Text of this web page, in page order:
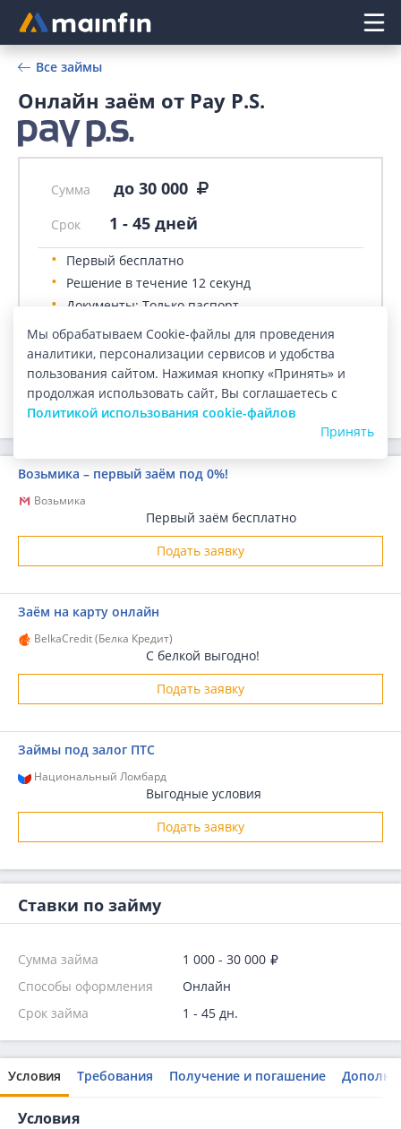
Главное меню
Все займы
Онлайн заём от Pay P.S.
Сумма до 30 000
Срок 1 - 45 дней
Первый бесплатно
Решение в течение 12 секунд
Документы: Только паспорт
Оформление: Онлайн
ПОДАТЬ ЗАЯВКУ
Возьмика – первый заём под 0%!
Возьмика
Первый заём бесплатно
Подать заявку
Заём на карту онлайн
BelkaCredit (Белка Кредит)
С белкой выгодно!
Подать заявку
Займы под залог ПТС
Национальный Ломбард
Выгодные условия
Подать заявку
Ставки по займу
Сумма займа
1 000 - 30 000
Способы оформления
Онлайн
Срок займа
1 - 45 дн.
Условия Требования Получение и погашение
Условия
Мы обрабатываем Cookie-файлы для проведения
аналитики, персонализации сервисов и удобства
пользования сайтом. Нажимая кнопку «Принять» и
продолжая использовать сайт, Вы соглашаетесь с
Политикой использования cookie-файлов
Принять